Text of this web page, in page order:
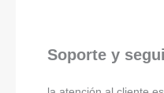
Soporte y